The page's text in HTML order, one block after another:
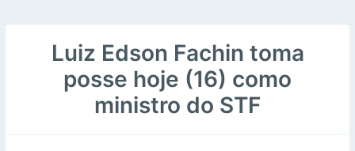
Luiz Edson Fachin toma
posse hoje (16) como
ministro do STF